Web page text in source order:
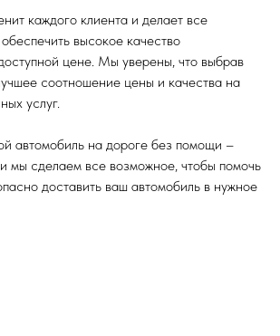
каждого клиента и делает все
высокое качество
цене. Мы уверены, что выбрав
соотношение цены и качества на
услуг.
автомобиль на дороге без помощи –
мы сделаем все возможное, чтобы помочь
доставить ваш автомобиль в нужное